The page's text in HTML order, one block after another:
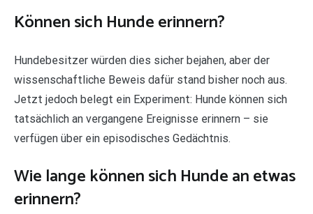
Können sich Hunde erinnern?
Hundebesitzer würden dies sicher bejahen, aber der
wissenschaftliche Beweis dafür stand bisher noch aus.
Jetzt jedoch belegt ein Experiment: Hunde können sich
tatsächlich an vergangene Ereignisse erinnern – sie
verfügen über ein episodisches Gedächtnis.
Wie lange können sich Hunde an etwas
erinnern?